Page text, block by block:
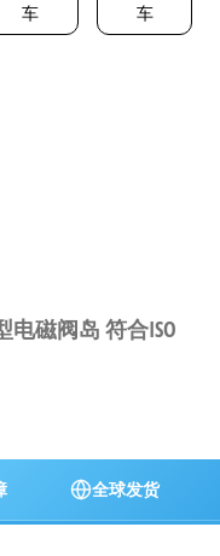
车
车
型电磁阀岛 符合ISO
全球发货